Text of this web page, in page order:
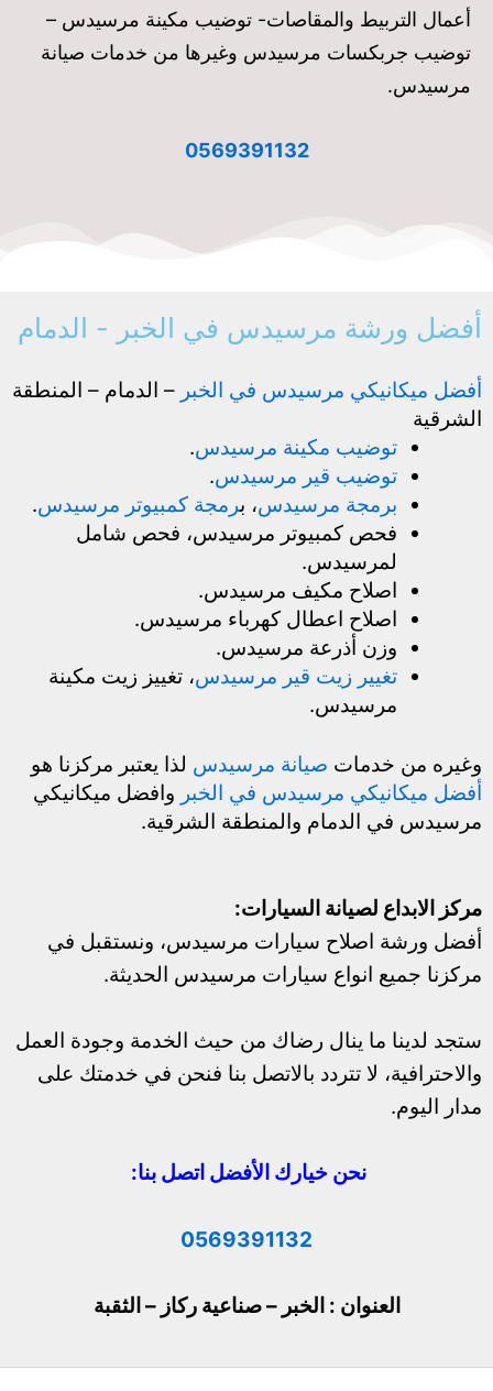
أعمال التربيط والمقاصات- توضيب مكينة مرسيدس –
توضيب جربكسات مرسيدس وغيرها من خدمات صيانة
مرسيدس.
0569391132
أفضل ورشة مرسيدس في الخبر - الدمام
أفضل ميكانيكي مرسيدس في الخبر – الدمام – المنطقة
الشرقية
توضيب مكينة مرسيدس.
توضيب قير مرسيدس.
برمجة مرسيدس، برمجة كمبيوتر مرسيدس.
فحص كمبيوتر مرسيدس، فحص شامل
لمرسيدس.
اصلاح مكيف مرسيدس.
اصلاح اعطال كهرباء مرسيدس.
وزن أذرعة مرسيدس.
تغيير زيت قير مرسيدس، تغييز زيت مكينة
مرسيدس.
وغيره من خدمات صيانة مرسيدس لذا يعتبر مركزنا هو
أفضل ميكانيكي مرسيدس في الخبر وافضل ميكانيكي
مرسيدس في الدمام والمنطقة الشرقية.
مركز الابداع لصيانة السيارات:
أفضل ورشة اصلاح سيارات مرسيدس، ونستقبل في
مركزنا جميع انواع سيارات مرسيدس الحديثة.
ستجد لدينا ما ينال رضاك من حيث الخدمة وجودة العمل
والاحترافية، لا تتردد بالاتصل بنا فنحن في خدمتك على
مدار اليوم.
نحن خيارك الأفضل اتصل بنا:
0569391132
العنوان : الخبر – صناعية ركاز – الثقبة